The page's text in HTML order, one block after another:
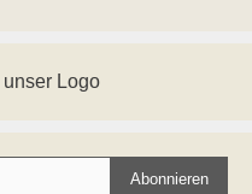
Abonnieren